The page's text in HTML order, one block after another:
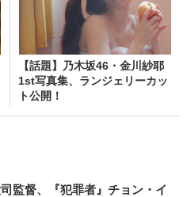
【話題】乃木坂46・金川紗耶
1st写真集、ランジェリーカッ
ト公開！
監督、『犯罪者』チョン・イ